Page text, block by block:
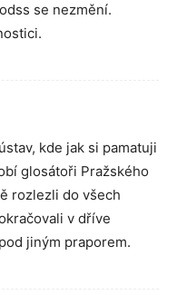
se nezmění.
kde jak si pamatuji
glosátoři Pražského
rozlezli do všech
v dříve
jiným praporem.